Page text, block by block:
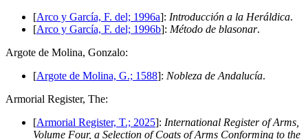
[Arco y García, F. del; 1996a]: Introducción a la Heráldica.
[Arco y García, F. del; 1996b]: Método de blasonar.
Argote de Molina, Gonzalo:
[Argote de Molina, G.; 1588]: Nobleza de Andalucía.
Armorial Register, The:
[Armorial Register, T.; 2025]: International Register of Arms,
Volume Four, a Selection of Coats of Arms Conforming to the